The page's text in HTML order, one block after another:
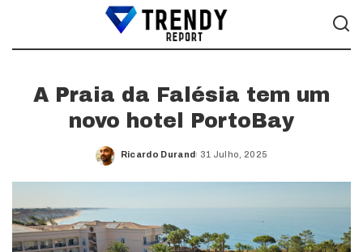
A Praia da Falésia tem um
novo hotel PortoBay
Posted
Ricardo Durand 31 Julho, 2025